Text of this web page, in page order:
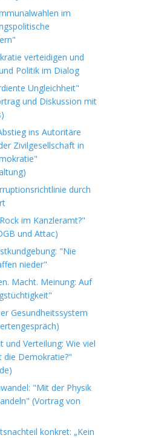
im
verteidigen und
Politik im Dialog
Ungleichheit"
und Diskussion mit
ins Autoritäre
Zivilgesellschaft in
durch
im Kanzleramt?"
und Attac)
"Nie
nieder"
Macht. Meinung: Auf
Gesundheitssystem
und Verteilung: Wie viel
die Demokratie?"
"Mit der Physik
(Vortrag von
konkret: „Kein